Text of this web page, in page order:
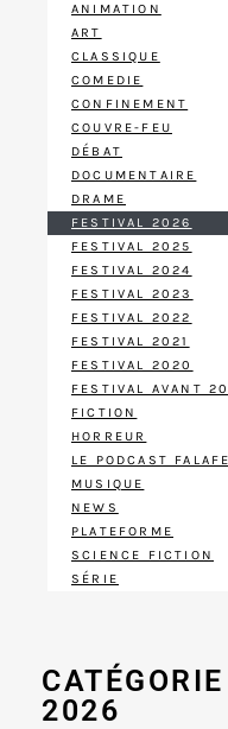
ANIMATION
ART
CLASSIQUE
COMEDIE
CONFINEMENT
COUVRE-FEU
DÉBAT
DOCUMENTAIRE
DRAME
FESTIVAL 2026
FESTIVAL 2025
FESTIVAL 2024
FESTIVAL 2023
FESTIVAL 2022
FESTIVAL 2021
FESTIVAL 2020
FESTIVAL AVANT
FICTION
HORREUR
LE PODCAST
MUSIQUE
NEWS
PLATEFORME
SCIENCE FICTION
SÉRIE
2026